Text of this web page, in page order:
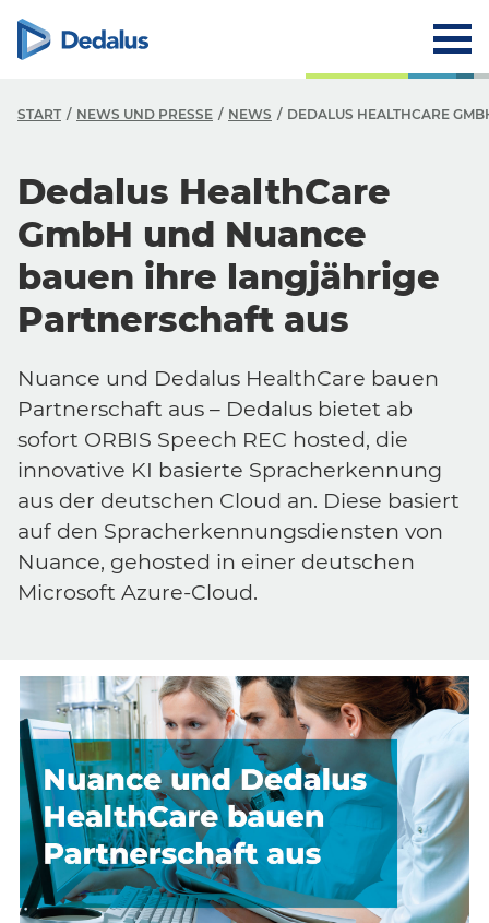
START NEWS UND PRESSE NEWS DEDALUS HEALTHCARE
Dedalus HealthCare
GmbH und Nuance
bauen ihre langjährige
Partnerschaft aus
Nuance und Dedalus HealthCare bauen
Partnerschaft aus – Dedalus bietet ab
sofort ORBIS Speech REC hosted, die
innovative KI basierte Spracherkennung
aus der deutschen Cloud an. Diese basiert
auf den Spracherkennungsdiensten von
Nuance, gehosted in einer deutschen
Microsoft Azure-Cloud.